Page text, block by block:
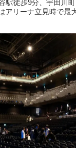
駅徒歩9分、宇田川
アリーナ立見時で最